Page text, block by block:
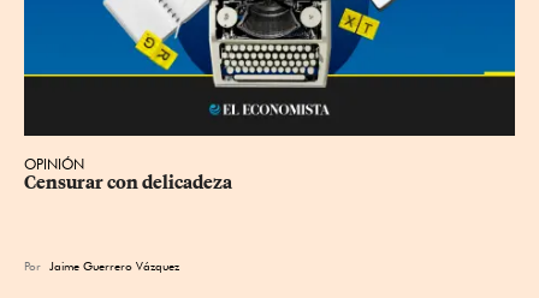
OPINIÓN
Censurar con delicadeza
Por Jaime Guerrero Vázquez